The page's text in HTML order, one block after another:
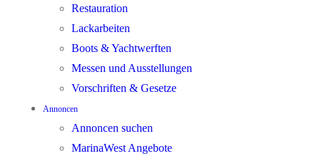
Restauration
Lackarbeiten
Boots & Yachtwerften
Messen und Ausstellungen
Vorschriften & Gesetze
Annoncen
Annoncen suchen
MarinaWest Angebote